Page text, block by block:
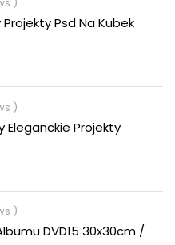
Psd Na Kubek
)
Eleganckie Projekty
)
DVD15 30x30cm /